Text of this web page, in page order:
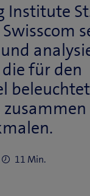
Institute
(
e
die für den
11 Min.